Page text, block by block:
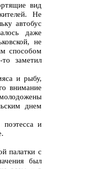
вид
Не
автобус
даже
не
способом
заметил
и рыбу,
внимание
днем
и
палатки с
был